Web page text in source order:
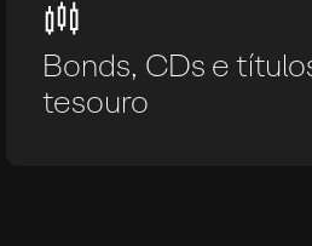
Bonds, CDs e
tesouro